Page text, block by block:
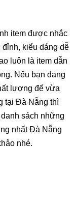
item được nhắc
kiểu dáng dễ
luôn là item dẫn
Nếu bạn đang
lượng để vừa
tại Đà Nẵng thì
sách những
nhất Đà Nẵng
nhé.